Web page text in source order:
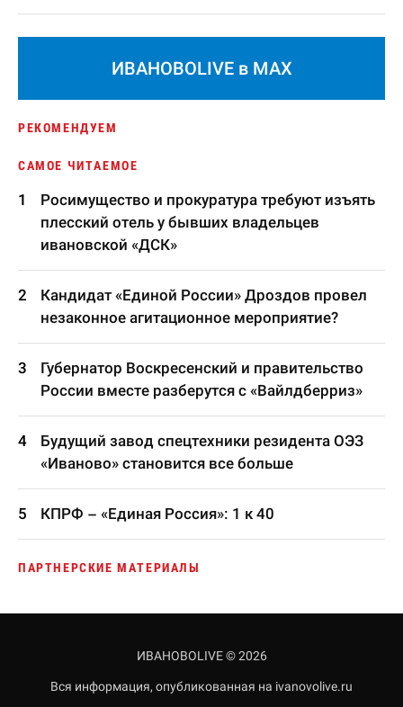
ИВАНОВОLIVE в MAX
РЕКОМЕНДУЕМ
САМОЕ ЧИТАЕМОЕ
Росимущество и прокуратура требуют изъять
плесский отель у бывших владельцев
ивановской «ДСК»
Кандидат «Единой России» Дроздов провел
незаконное агитационное мероприятие?
Губернатор Воскресенский и правительство
России вместе разберутся с «Вайлдберриз»
Будущий завод спецтехники резидента ОЭЗ
«Иваново» становится все больше
КПРФ – «Единая Россия»: 1 к 40
ПАРТНЕРСКИЕ МАТЕРИАЛЫ
ИВАНОВОLIVE © 2026
Вся информация, опубликованная на ivanovolive.ru